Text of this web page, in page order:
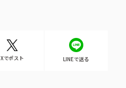
Xでポスト LINEで送る